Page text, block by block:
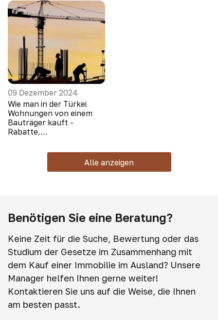
09 Dezember 2024
Wie man in der Türkei
Wohnungen von einem
Bauträger kauft -
Rabatte,
Alle anzeigen
Benötigen Sie eine Beratung?
Keine Zeit für die Suche, Bewertung oder das
Studium der Gesetze im Zusammenhang mit
dem Kauf einer Immobilie im Ausland? Unsere
Manager helfen Ihnen gerne weiter!
Kontaktieren Sie uns auf die Weise, die Ihnen
am besten passt.